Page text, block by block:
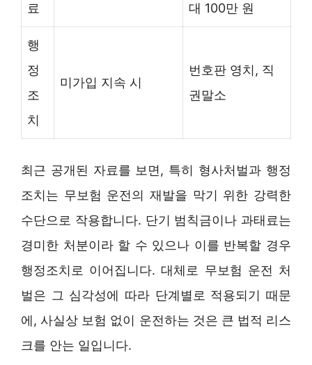
료
대 100만 원
행
정
조
치
미가입 지속 시
번호판 영치, 직
권말소
최근 공개된 자료를 보면, 특히 형사처벌과 행정
조치는 무보험 운전의 재발을 막기 위한 강력한
수단으로 작용합니다. 단기 범칙금이나 과태료는
경미한 처분이라 할 수 있으나 이를 반복할 경우
행정조치로 이어집니다. 대체로 무보험 운전 처
벌은 그 심각성에 따라 단계별로 적용되기 때문
에, 사실상 보험 없이 운전하는 것은 큰 법적 리스
크를 안는 일입니다.